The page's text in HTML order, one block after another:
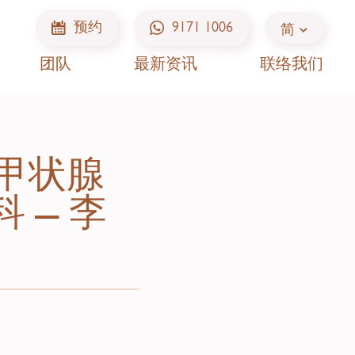
预约 9171 1006 简
团队 最新资讯 联络我们
状腺
— 李